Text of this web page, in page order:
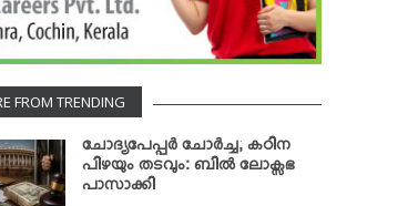
FROM TRENDING
ചോദ്യപേപ്പര്‍ ചോര്‍ച്ച; കഠിന
പിഴയും തടവും: ബില്‍ ലോക്സഭ
പാസാക്കി